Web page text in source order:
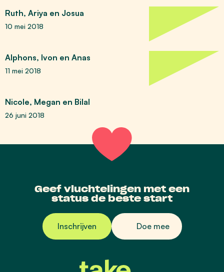
Ruth, Ariya en Josua
10 mei 2018
Alphons, Ivon en Anas
11 mei 2018
Nicole, Megan en Bilal
26 juni 2018
Geef vluchtelingen met een
status de beste start
Inschrijven Doe mee